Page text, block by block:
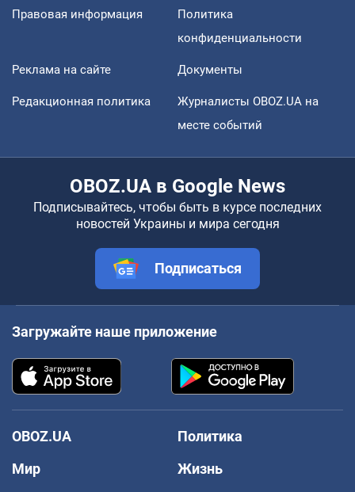
Правовая информация
Политика
конфиденциальности
Реклама на сайте Документы
Редакционная политика
Журналисты OBOZ.UA на
месте событий
OBOZ.UA в Google News
Подписывайтесь, чтобы быть в курсе последних
новостей Украины и мира сегодня
Подписаться
Загружайте наше приложение
OBOZ.UA
Политика
Мир
Жизнь